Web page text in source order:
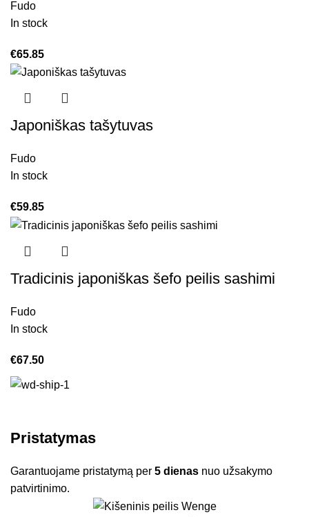
Fudo
In stock
€65.85
Japoniškas tašytuvas
Fudo
In stock
€59.85
Tradicinis japoniškas šefo peilis sashimi
Fudo
In stock
€67.50
Pristatymas
Garantuojame pristatymą per5 dienas nuo užsakymo
patvirtinimo.